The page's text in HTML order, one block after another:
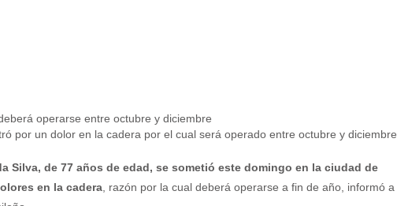
por un dolor en la cadera por el cual será operado entre octubre y diciembre
Silva, de 77 años de edad, se sometió este domingo en la ciudad de
en la cadera, razón por la cual deberá operarse a fin de año, informó a